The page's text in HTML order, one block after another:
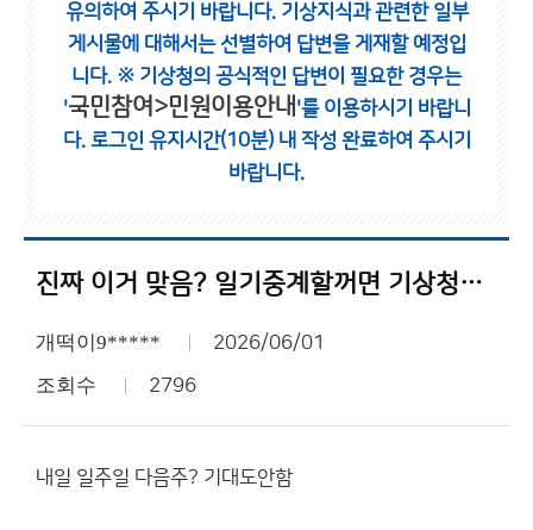
유의하여 주시기 바랍니다. 기상지식과 관련한 일부
게시물에 대해서는 선별하여 답변을 게재할 예정입
니다. ※ 기상청의 공식적인 답변이 필요한 경우는
'국민참여>민원이용안내 '를 이용하시기 바랍니
다. 로그인 유지시간(10분) 내 작성 완료하여 주시기
바랍니다.
진짜 이거 맞음? 일기중계할꺼면 기상청이 왜필요함??
개떡이9***** 2026/06/01
조회수 2796
내일 일주일 다음주? 기대도안함